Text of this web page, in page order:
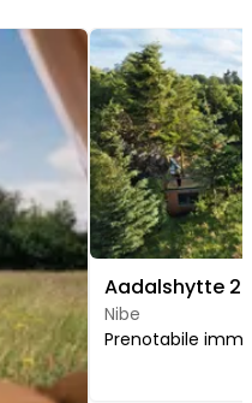
Image 1 of 5
Nibe
Prenotabile